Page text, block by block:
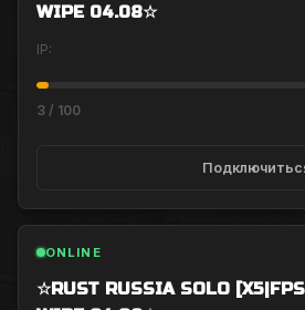
WIPE 04.08☆
IP:
3 / 100
ONLINE
☆RUST RUSSIA SOLO